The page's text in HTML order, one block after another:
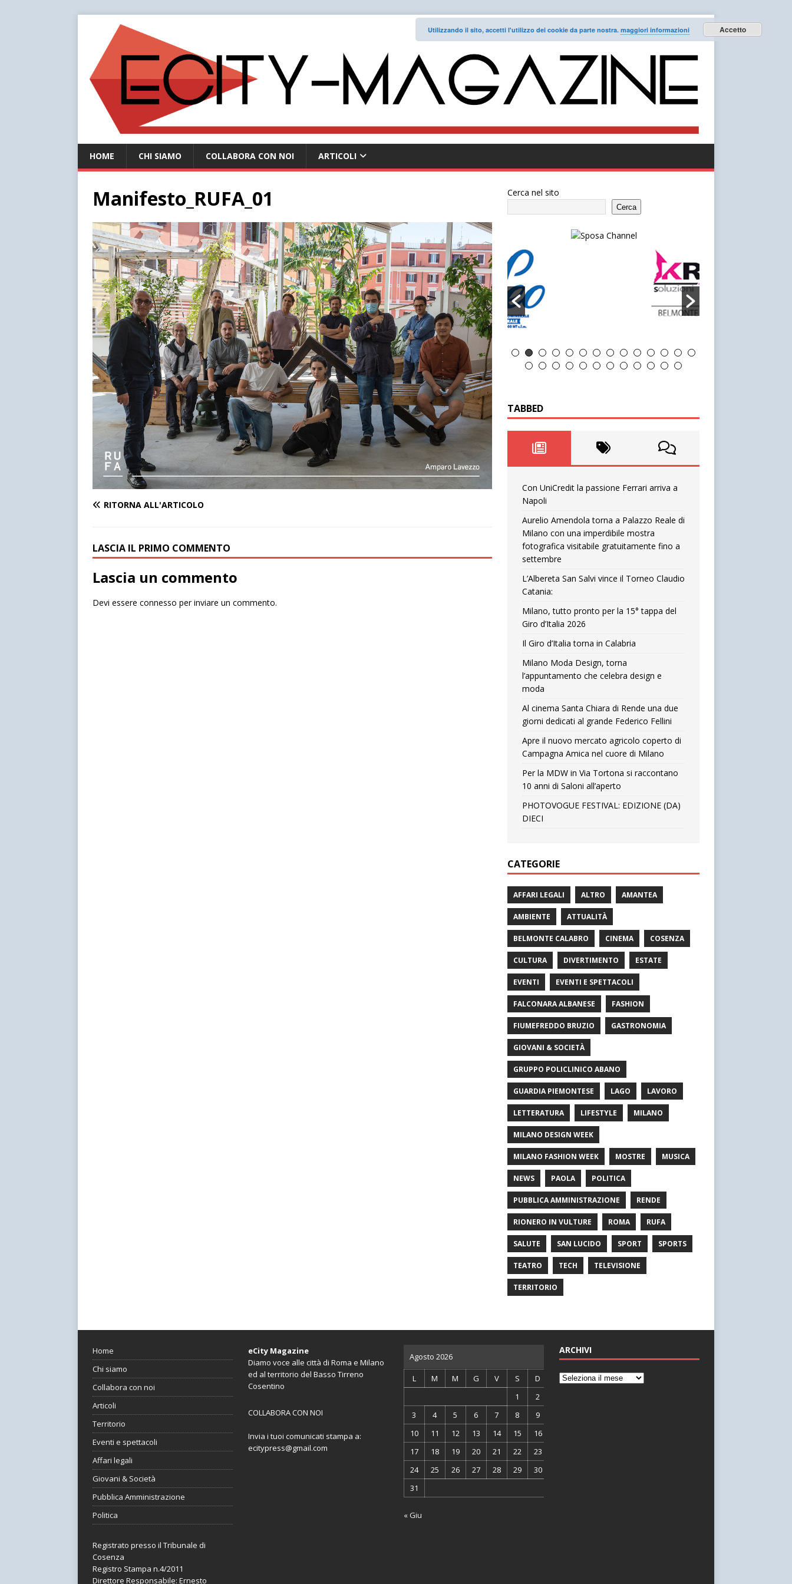
HOME CHI SIAMO COLLABORA CON NOI ARTICOLI
Manifesto_RUFA_01
RITORNA ALL'ARTICOLO
LASCIA IL PRIMO COMMENTO
Lascia un commento
Devi essere connesso per inviare un commento.
Cerca nel sito
Cerca
TABBED
Con UniCredit la passione Ferrari arriva a
Napoli
Aurelio Amendola torna a Palazzo Reale di
Milano con una imperdibile mostra
fotografica visitabile gratuitamente fino a
settembre
L’Albereta San Salvi vince il Torneo Claudio
Catania:
Milano, tutto pronto per la 15° tappa del
Giro d’Italia 2026
Il Giro d’Italia torna in Calabria
Milano Moda Design, torna
l’appuntamento che celebra design e
moda
Al cinema Santa Chiara di Rende una due
giorni dedicati al grande Federico Fellini
Apre il nuovo mercato agricolo coperto di
Campagna Amica nel cuore di Milano
Per la MDW in Via Tortona si raccontano
10 anni di Saloni all’aperto
PHOTOVOGUE FESTIVAL: EDIZIONE (DA)
DIECI
CATEGORIE
AFFARI LEGALI ALTRO AMANTEA
AMBIENTE ATTUALITÀ
BELMONTE CALABRO CINEMA COSENZA
CULTURA DIVERTIMENTO ESTATE
EVENTI EVENTI E SPETTACOLI
FALCONARA ALBANESE FASHION
FIUMEFREDDO BRUZIO GASTRONOMIA
GIOVANI & SOCIETÀ
GRUPPO POLICLINICO ABANO
GUARDIA PIEMONTESE LAGO LAVORO
LETTERATURA LIFESTYLE MILANO
MILANO DESIGN WEEK
MILANO FASHION WEEK MOSTRE MUSICA
NEWS PAOLA POLITICA
PUBBLICA AMMINISTRAZIONE RENDE
RIONERO IN VULTURE ROMA RUFA
SALUTE SAN LUCIDO SPORT SPORTS
TEATRO TECH TELEVISIONE
TERRITORIO
Home
Chi siamo
Collabora con noi
Articoli
Territorio
Eventi e spettacoli
Affari legali
Giovani & Società
Pubblica Amministrazione
Politica
Registrato presso il Tribunale di
Cosenza
Registro Stampa n.4/2011
Direttore Responsabile: Ernesto
eCity Magazine
Diamo voce alle città di Roma e Milano
ed al territorio del Basso Tirreno
Cosentino
COLLABORA CON NOI
Invia i tuoi comunicati stampa a:
ecitypress@gmail.com
Agosto 2026
L M M G V S
D
1
2
3
4 5 6 7 8
9
10
11 12 13 14 15
16
17
18 19 20 21 22
23
24
25 26 27 28 29
30
31
« Giu
ARCHIVI
Utilizzando il sito, accetti l'utilizzo dei cookie da parte nostra. maggiori informazioni Accetto